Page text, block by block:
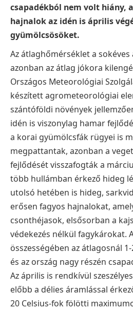
csapadékból nem volt hiány,
hajnalok az idén is április
gyümölcsösöket.
Az átlaghőmérséklet a
azonban az átlag jókora
Országos Meteorológiai
készített agrometeorológiai
szántóföldi növények
idén is viszonylag hamar
a korai gyümölcsfák rügyei is
megpattantak, azonban a
fejlődését visszafogták a
több hullámban érkező hideg
utolsó hetében is hideg,
erősen fagyos hajnalokat,
csonthéjasok, elsősorban a
védekezés nélkül fagykárokat.
összességében az átlagosnál
és az ország nagy részén
Az április is rendkívül
előbb a délies áramlással
20 Celsius-fok fölötti